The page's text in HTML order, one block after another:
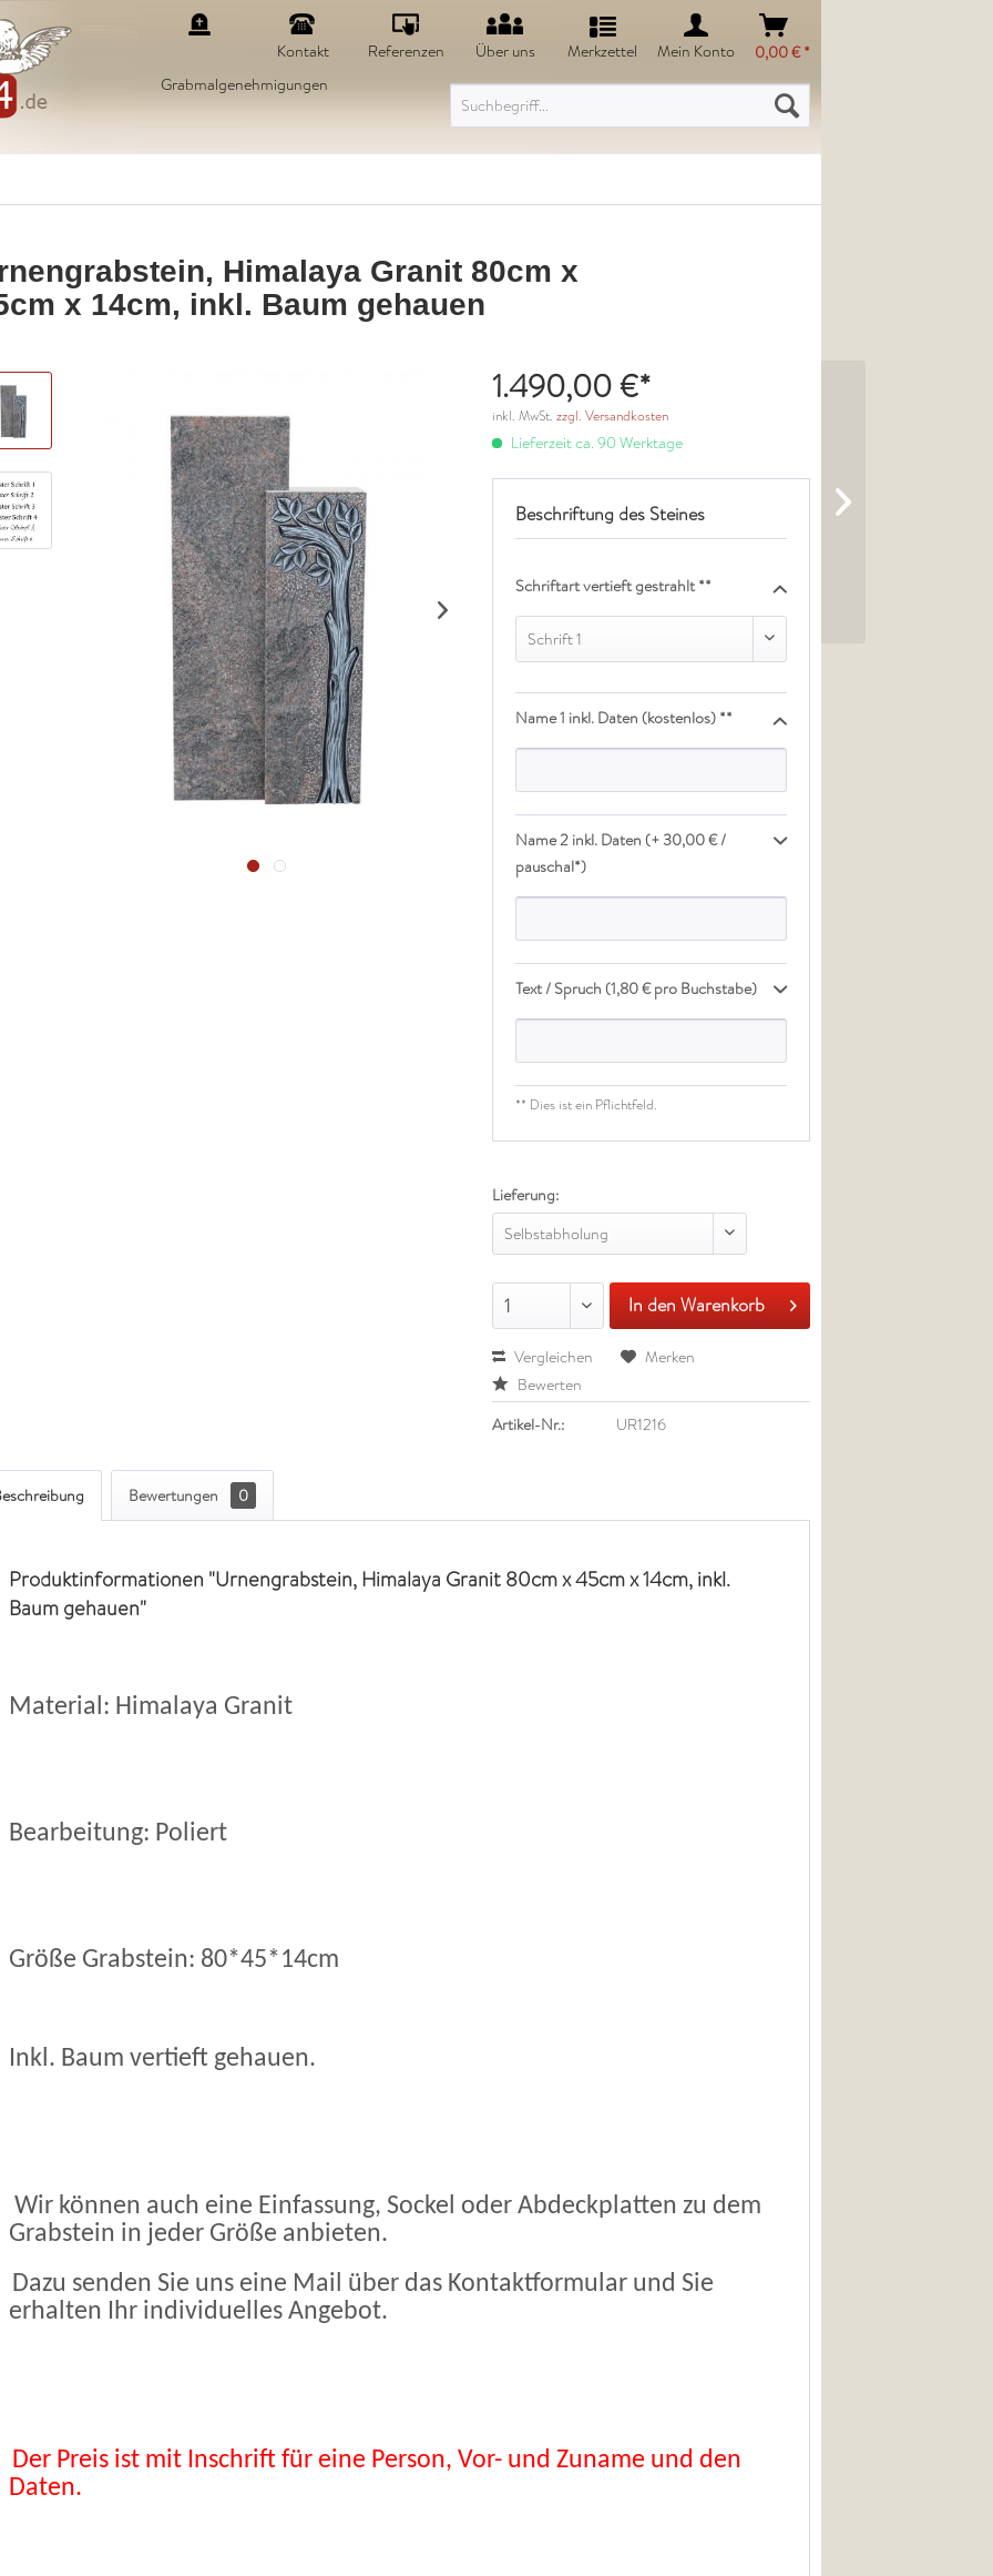
Merkzettel Mein Konto
0,00 € *
Grabmalgenehmigungen
Kontakt Referenzen Über uns
Himalaya Granit 80cm x
x 14cm, inkl. Baum gehauen
1.490,00 €*
inkl. MwSt.zzgl. Versandkosten
Lieferzeit ca. 90 Werktage
Beschriftung des Steines
Schriftart vertieft gestrahlt **
Schrift 1
Name 1 inkl. Daten (kostenlos) **
Name 2 inkl. Daten (+ 30,00 € /
pauschal*)
Text / Spruch (1,80 € pro Buchstabe)
** Dies ist ein Pflichtfeld.
Lieferung:
Selbstabholung
1 In den Warenkorb
Vergleichen
Merken
Bewerten
Artikel-Nr.:
UR1216
Bewertungen 0
Produktinformationen "Urnengrabstein, Himalaya Granit 80cm x 45cm x 14cm, inkl.
Baum gehauen"
Material: Himalaya Granit
Bearbeitung: Poliert
Größe Grabstein: 80*45*14cm
Inkl. Baum vertieft gehauen.
Wir können auch eine Einfassung, Sockel oder Abdeckplatten zu dem
Grabstein in jeder Größe anbieten.
Dazu senden Sie uns eine Mail über das Kontaktformular und Sie
erhalten Ihr individuelles Angebot.
Der Preis ist mit Inschrift für eine Person, Vor- und Zuname und den
Daten.